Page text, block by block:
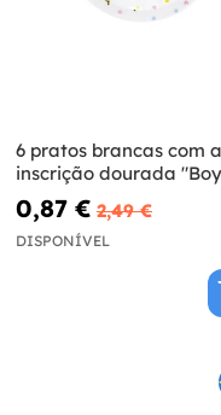
6 pratos brancas com a
inscrição dourada
Girl?" de pape (23 cm) -
Gender Reval Party
0,87 € 2,49 €
DISPONÍVEL